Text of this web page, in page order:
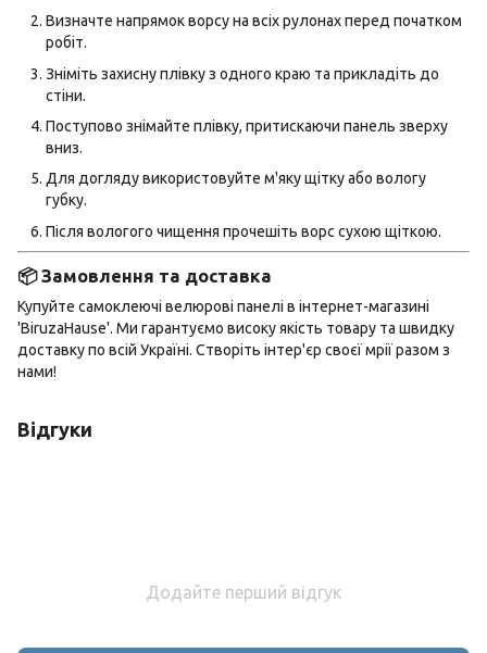
Визначте напрямок ворсу на всіх рулонах перед початком
робіт.
Зніміть захисну плівку з одного краю та прикладіть до
стіни.
Поступово знімайте плівку, притискаючи панель зверху
вниз.
Для догляду використовуйте м'яку щітку або вологу
губку.
Після вологого чищення прочешіть ворс сухою щіткою.
📦 Замовлення та доставка
Купуйте самоклеючі велюрові панелі в інтернет-магазині
'BiruzaHause'. Ми гарантуємо високу якість товару та швидку
доставку по всій Україні. Створіть інтер'єр своєї мрії разом з
нами!
Відгуки
Додайте перший відгук